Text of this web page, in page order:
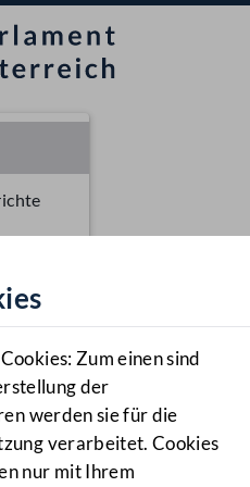
Zum einen sind
der
werden sie für die
verarbeitet. Cookies
nur mit Ihrem